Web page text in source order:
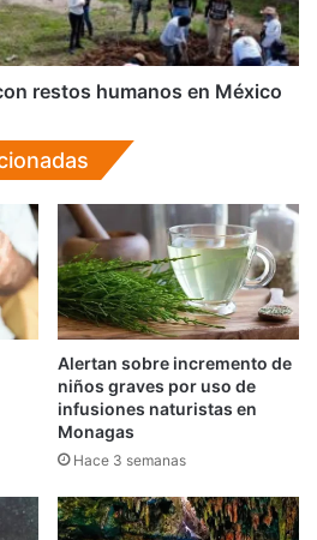
restos humanos en México
Alertan sobre incremento de
niños graves por uso de
infusiones naturistas en
Monagas
Hace 3 semanas